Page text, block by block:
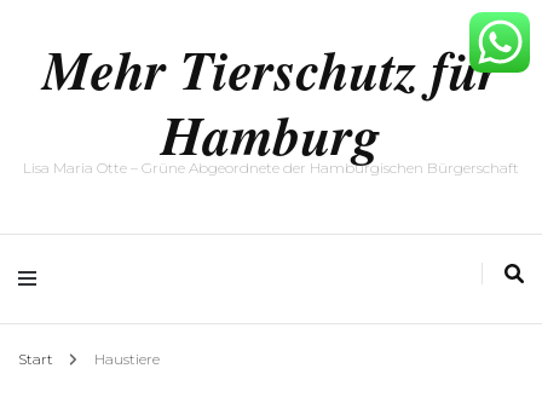
Mehr Tierschutz für
Hamburg
Lisa Maria Otte – Grüne Abgeordnete der Hamburgischen Bürgerschaft
Start Haustiere